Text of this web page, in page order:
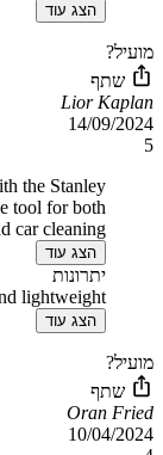
הצג עוד
מועיל?
שתף
Lior Kaplan
14/09/2024
5
the Stanley
tool for both
car cleaning.
הצג עוד
יתרונות
lightweight
הצג עוד
מועיל?
שתף
Oran Fried
10/04/2024